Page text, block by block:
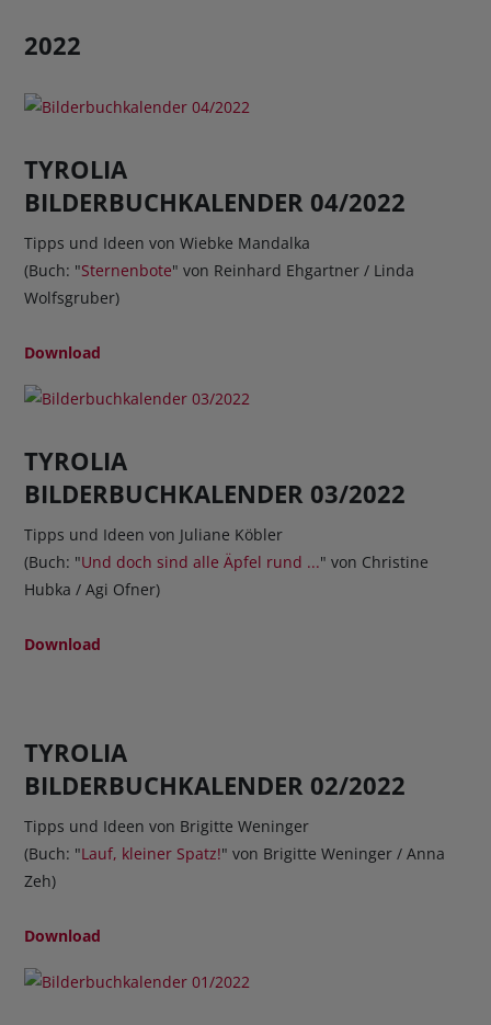
2022
TYROLIA
BILDERBUCHKALENDER 04/2022
Tipps und Ideen von Wiebke Mandalka
(Buch: "Sternenbote" von Reinhard Ehgartner / Linda
Wolfsgruber)
Download
TYROLIA
BILDERBUCHKALENDER 03/2022
Tipps und Ideen von Juliane Köbler
(Buch: "Und doch sind alle Äpfel rund ..." von Christine
Hubka / Agi Ofner)
Download
TYROLIA
BILDERBUCHKALENDER 02/2022
Tipps und Ideen von Brigitte Weninger
(Buch: "Lauf, kleiner Spatz!" von Brigitte Weninger / Anna
Zeh)
Download